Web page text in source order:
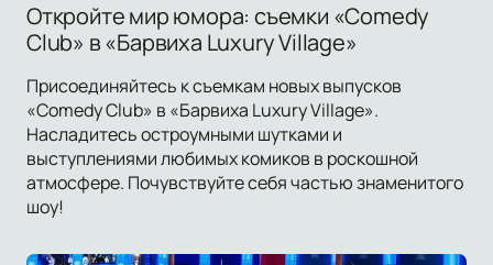
Откройте мир юмора: съемки «Comedy
Club» в «Барвиха Luxury Village»
Присоединяйтесь к съемкам новых выпусков
«Comedy Club» в «Барвиха Luxury Village».
Насладитесь остроумными шутками и
выступлениями любимых комиков в роскошной
атмосфере. Почувствуйте себя частью знаменитого
шоу!